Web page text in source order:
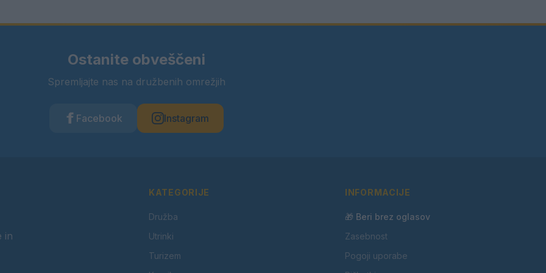
Ostanite obveščeni
Spremljajte nas na družbenih omrežjih
Facebook Instagram
in
KATEGORIJE
Družba
Utrinki
Turizem
INFORMACIJE
🎁 Beri brez oglasov
Zasebnost
Pogoji uporabe